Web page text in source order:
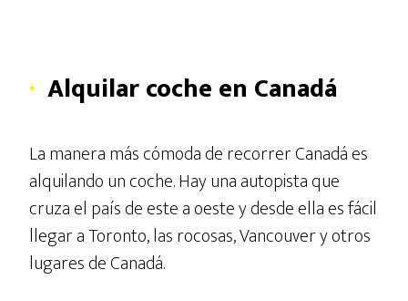
·Alquilar coche en Canadá
La manera más cómoda de recorrer Canadá es
alquilando un coche. Hay una autopista que
cruza el país de este a oeste y desde ella es fácil
llegar a Toronto, las rocosas, Vancouver y otros
lugares de Canadá.